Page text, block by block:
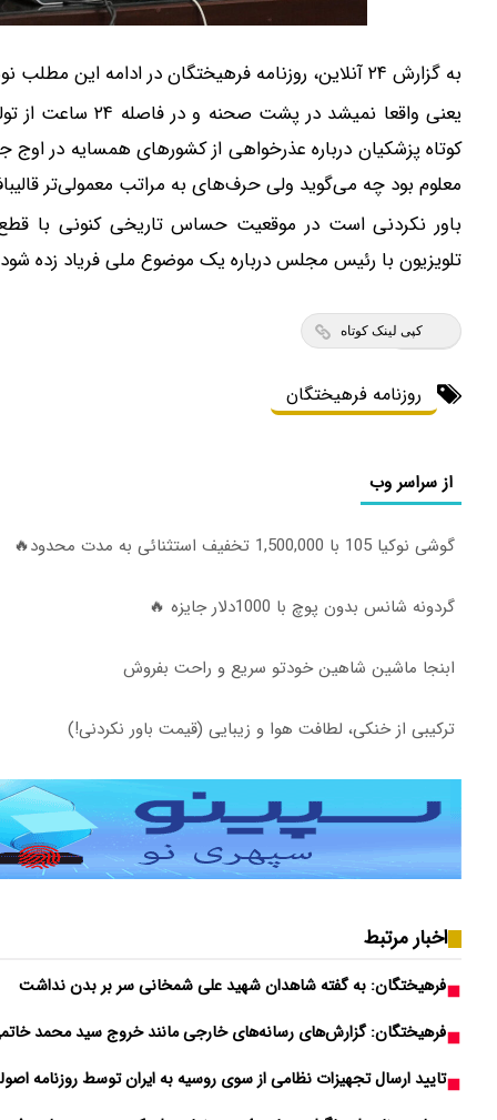
به گزارش ۲۴ آنلاین، روزنامه فرهیختگان در ادامه این مطلب نوشت:
یعنی واقعا
کوتاه پزشکیان درباره عذرخواهی از کشور‌های همسایه در
معلوم بود چه می‌گوید ولی حرف‌های به مراتب معمولی‌تر
باور نکردنی است در موقعیت حساس تاریخی کنونی با
تلویزیون با رئیس مجلس درباره یک موضوع ملی فریاد زده
کپی لینک کوتاه
روزنامه فرهیختگان
از سراسر وب
گوشی نوکیا 105 با 1,500,000 تخفیف استثنائی به مدت محدود🔥
گردونه شانس بدون پوچ با 1000دلار جایزه 🔥
ابنجا ماشین شاهین خودتو سریع و راحت بفروش
ترکیبی از خنکی، لطافت هوا و زیبایی (قیمت باور نکردنی!)
اخبار مرتبط
فرهیختگان: به گفته شاهدان شهید علی شمخانی سر بر بدن نداشت
فرهیختگان:‌ گزارش‌های رسانه‌های خارجی مانند خروج سید محمد
تایید ارسال تجهیزات نظامی از سوی روسیه به ایران توسط روزنامه